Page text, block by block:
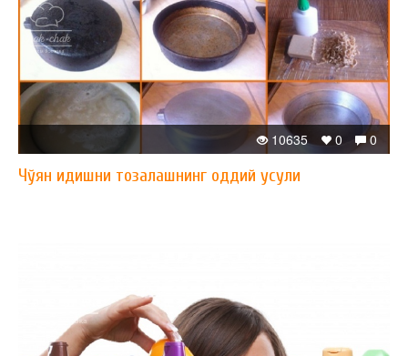
0
0
10635
Чўян идишни тозалашнинг оддий усули